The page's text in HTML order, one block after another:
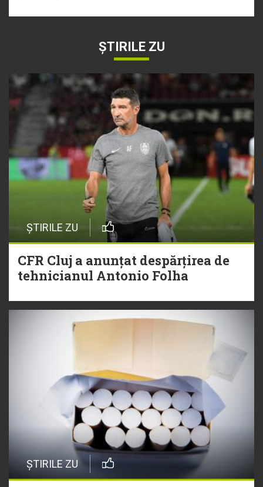
ȘTIRILE ZU
ȘTIRILE ZU
CFR Cluj a anunțat despărțirea de
tehnicianul Antonio Folha
ȘTIRILE ZU